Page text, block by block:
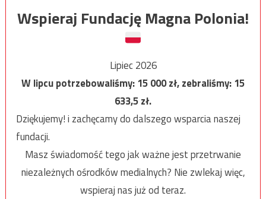
Wspieraj Fundację Magna Polonia!
Lipiec 2026
W lipcu potrzebowaliśmy:15 000zł, zebraliśmy:15
633,5zł.
Dziękujemy! i zachęcamy do dalszego wsparcia naszej
fundacji.
Masz świadomość tego jak ważne jest przetrwanie
niezależnych ośrodków medialnych? Nie zwlekaj więc,
wspieraj nas już od teraz.